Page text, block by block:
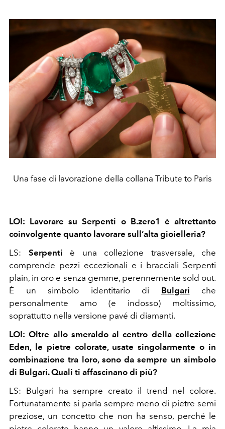
Una fase di lavorazione della collana Tribute to Paris
LOI: Lavorare su Serpenti o B.zero1 è altrettanto
coinvolgente quanto lavorare sull’alta gioielleria?
LS: Serpenti è una collezione trasversale, che
comprende pezzi eccezionali e i bracciali Serpenti
plain, in oro e senza gemme, perennemente sold out.
È un simbolo identitario di Bulgari che
personalmente amo (e indosso) moltissimo,
soprattutto nella versione pavé di diamanti.
LOI: Oltre allo smeraldo al centro della collezione
Eden, le pietre colorate, usate singolarmente o in
combinazione tra loro, sono da sempre un simbolo
di Bulgari. Quali ti affascinano di più?
LS: Bulgari ha sempre creato il trend nel colore.
Fortunatamente si parla sempre meno di pietre semi
preziose, un concetto che non ha senso, perché le